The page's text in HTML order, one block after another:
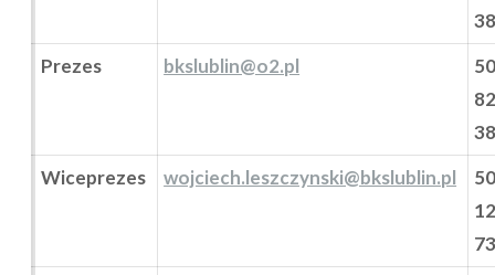
Prezes
bkslublin@o2.pl
Wiceprezes
wojciech.leszczynski@bkslublin.pl